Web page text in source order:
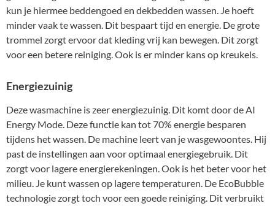
kun je hiermee beddengoed en dekbedden wassen. Je hoeft
minder vaak te wassen. Dit bespaart tijd en energie. De grote
trommel zorgt ervoor dat kleding vrij kan bewegen. Dit zorgt
voor een betere reiniging. Ook is er minder kans op kreukels.
Energiezuinig
Deze wasmachine is zeer energiezuinig. Dit komt door de AI
Energy Mode. Deze functie kan tot 70% energie besparen
tijdens het wassen. De machine leert van je wasgewoontes. Hij
past de instellingen aan voor optimaal energiegebruik. Dit
zorgt voor lagere energierekeningen. Ook is het beter voor het
milieu. Je kunt wassen op lagere temperaturen. De EcoBubble
technologie zorgt toch voor een goede reiniging. Dit verbruikt